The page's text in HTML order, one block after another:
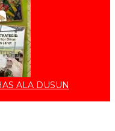
ALA DUSUN